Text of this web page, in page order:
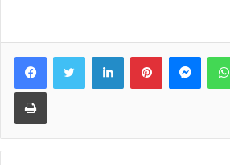
FacebookTwitter LinkedInPinterest
Print